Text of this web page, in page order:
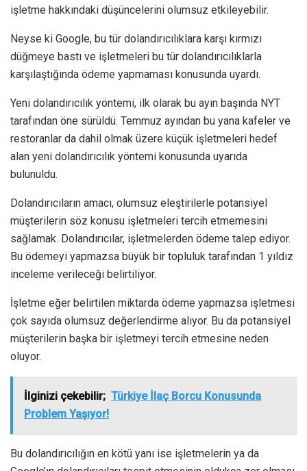
işletme hakkındaki düşüncelerini olumsuz etkileyebilir.
Neyse ki Google, bu tür dolandırıcılıklara karşı kırmızı
düğmeye bastı ve işletmeleri bu tür dolandırıcılıklarla
karşılaştığında ödeme yapmaması konusunda uyardı.
Yeni dolandırıcılık yöntemi, ilk olarak bu ayın başında NYT
tarafından öne sürüldü. Temmuz ayından bu yana kafeler ve
restoranlar da dahil olmak üzere küçük işletmeleri hedef
alan yeni dolandırıcılık yöntemi konusunda uyarıda
bulunuldu.
Dolandırıcıların amacı, olumsuz eleştirilerle potansiyel
müşterilerin söz konusu işletmeleri tercih etmemesini
sağlamak. Dolandırıcılar, işletmelerden ödeme talep ediyor.
Bu ödemeyi yapmazsa büyük bir topluluk tarafından 1 yıldız
inceleme verileceği belirtiliyor.
İşletme eğer belirtilen miktarda ödeme yapmazsa işletmesi
çok sayıda olumsuz değerlendirme alıyor. Bu da potansiyel
müşterilerin başka bir işletmeyi tercih etmesine neden
oluyor.
İlginizi çekebilir; Türkiye İlaç Borcu Konusunda
Problem Yaşıyor!
Bu dolandırıcılığın en kötü yanı ise işletmelerin ya da